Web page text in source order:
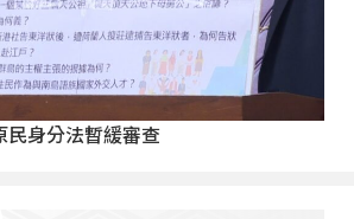
民身分法暫緩審查